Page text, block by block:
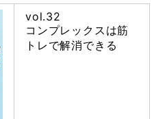
vol.32
コンプレックスは筋
トレで解消できる